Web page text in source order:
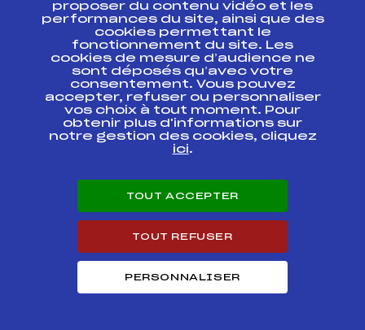
FNAM0121.FFS
Championnats de
France Seniors
Nordic Challenge
FFS-ESF Semaine
des Champions
FFS
FMBM0171.FFS
Grand Prix
d'Argentière
FFS
Nordic Challenge
FFS-ESF
COUPE
CONTINENTALE
COUPE
COUPE
CONTINENTALE
proposer du contenu vidéo et les
performances du site, ainsi que des
cookies permettant le
fonctionnement du site. Les
cookies de mesure d’audience ne
sont déposés qu’avec votre
consentement. Vous pouvez
accepter, refuser ou personnaliser
vos choix à tout moment. Pour
obtenir plus d'informations sur
notre gestion des cookies, cliquez
ici.
TOUT ACCEPTER
TOUT REFUSER
PERSONNALISER